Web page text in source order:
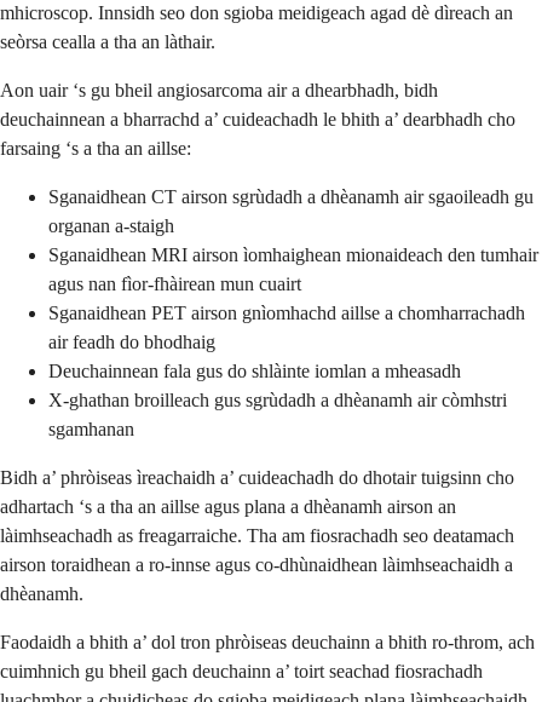
mhicroscop. Innsidh seo don sgioba meidigeach agad dè dìreach an
seòrsa cealla a tha an làthair.
Aon uair ‘s gu bheil angiosarcoma air a dhearbhadh, bidh
deuchainnean a bharrachd a’ cuideachadh le bhith a’ dearbhadh cho
farsaing ‘s a tha an aillse:
Sganaidhean CT airson sgrùdadh a dhèanamh air sgaoileadh gu
organan a-staigh
Sganaidhean MRI airson ìomhaighean mionaideach den tumhair
agus nan fìor-fhàirean mun cuairt
Sganaidhean PET airson gnìomhachd aillse a chomharrachadh
air feadh do bhodhaig
Deuchainnean fala gus do shlàinte iomlan a mheasadh
X-ghathan broilleach gus sgrùdadh a dhèanamh air còmhstri
sgamhanan
Bidh a’ phròiseas ìreachaidh a’ cuideachadh do dhotair tuigsinn cho
adhartach ‘s a tha an aillse agus plana a dhèanamh airson an
làimhseachadh as freagarraiche. Tha am fiosrachadh seo deatamach
airson toraidhean a ro-innse agus co-dhùnaidhean làimhseachaidh a
dhèanamh.
Faodaidh a bhith a’ dol tron ​​phròiseas deuchainn a bhith ro-throm, ach
cuimhnich gu bheil gach deuchainn a’ toirt seachad fiosrachadh